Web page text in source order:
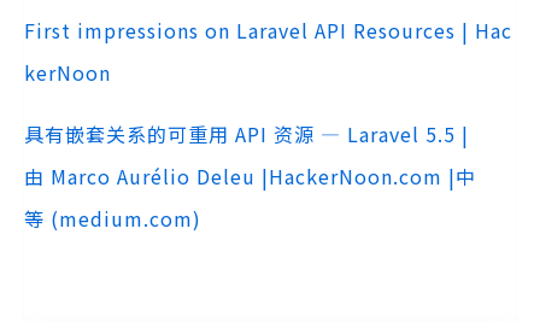
First impressions on Laravel API Resources | Hac
kerNoon
具有嵌套关系的可重用 API 资源 — Laravel 5.5 |
由 Marco Aurélio Deleu |HackerNoon.com |中
等 (medium.com)